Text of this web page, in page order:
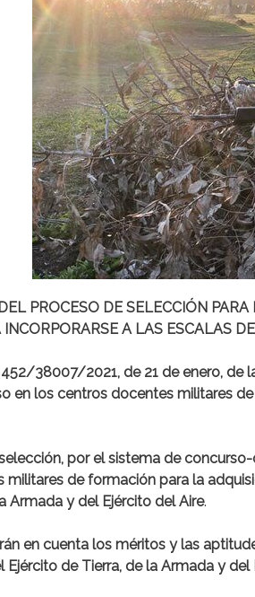
PROCESO DE SELECCIÓN
A LAS ESCALAS
38007/2021, de 21 de enero, de
en los centros docentes militares
por el sistema de
militares de formación para la
Armada y del Ejército del Aire.
en cuenta los méritos y las
de Tierra, de la Armada y del